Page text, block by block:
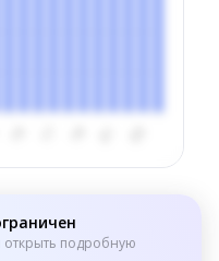
открыть подробную